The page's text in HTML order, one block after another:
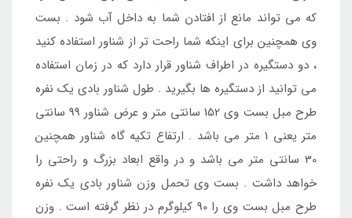
که می تواند مانع از افتادن شما به داخل آب شود . بست
وی همچنین برای اینکه شما راحت تر از شناور استفاده کنید
، دو دستگیره در اطراف شناور قرار دارد که در زمان استفاده
می توانید از دستگیره ها بگیرید . طول شناور بادی یک نفره
طرح مبل بست وی 152 سانتی متر و عرض شناور 99 سانتی
متر یعنی 1 متر می باشد . ارتفاع تکیه گاه شناور همچنین
30 سانتی متر می باشد و در واقع ابعاد بزرگ و راحتی را
خواهد داشت . بست وی تحمل وزن شناور بادی یک نفره
طرح مبل بست وی را 90 کیلوگرم در نظر گرفته است . وزن